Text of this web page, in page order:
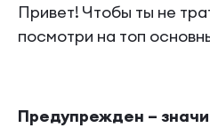
Привет! Чтобы ты не
посмотри на топ
Предупрежден –